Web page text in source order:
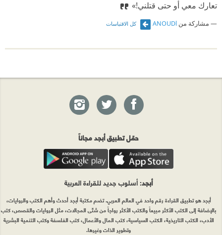
تعارك معي أو حتى قتلني!»
مشاركة من ANOUDl كل الاقتباسات
حمّل تطبيق أبجد مجاناً
أبجد: أسلوب جديد للقراءة العربية
أبجد هو تطبيق القراءة رقم واحد في العالم العربي. تضم مكتبة أبجد أحدث وأهم الكتب والروايات،
بالإضافة إلى الكتب الأكثر مبيعاً والكتب الأكثر رواجاً من شتّى المجالات، مثل الروايات والقصص، كتب
الأدب، الكتب التاريخية، الكتب السياسية، كتب المال والأعمال، كتب الفلسفة وكتب التنمية البشرية
وتطوير الذات وغيرها.